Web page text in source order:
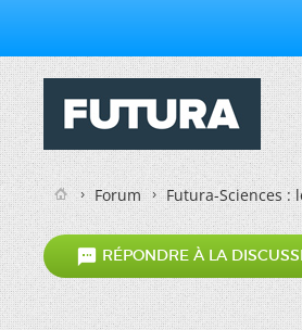
Forum Futura-Sciences :
 RÉPONDRE À LA